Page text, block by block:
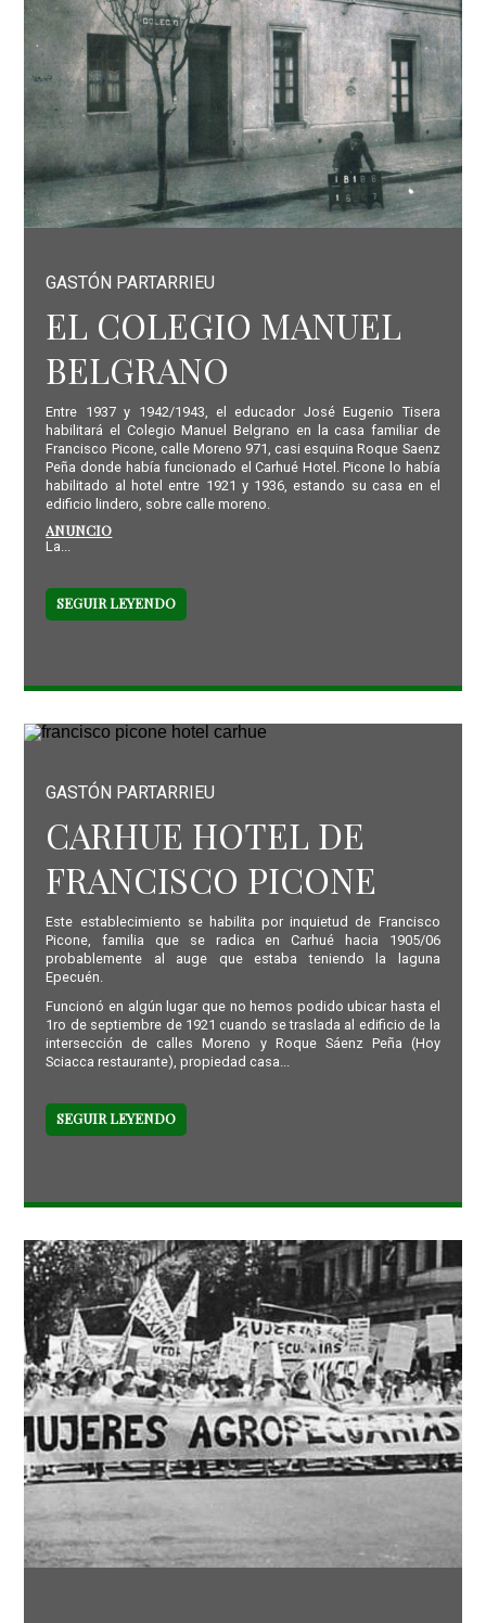
GASTÓN PARTARRIEU
EL COLEGIO MANUEL
BELGRANO
Entre 1937 y 1942/1943, el educador José Eugenio Tisera
habilitará el Colegio Manuel Belgrano en la casa familiar de
Francisco Picone, calle Moreno 971, casi esquina Roque Saenz
Peña donde había funcionado el Carhué Hotel. Picone lo había
habilitado al hotel entre 1921 y 1936, estando su casa en el
edificio lindero, sobre calle moreno.
ANUNCIO
La...
SEGUIR LEYENDO
GASTÓN PARTARRIEU
CARHUE HOTEL DE
FRANCISCO PICONE
Este establecimiento se habilita por inquietud de Francisco
Picone, familia que se radica en Carhué hacia 1905/06
probablemente al auge que estaba teniendo la laguna
Epecuén.
Funcionó en algún lugar que no hemos podido ubicar hasta el
1ro de septiembre de 1921 cuando se traslada al edificio de la
intersección de calles Moreno y Roque Sáenz Peña (Hoy
Sciacca restaurante), propiedad casa...
SEGUIR LEYENDO